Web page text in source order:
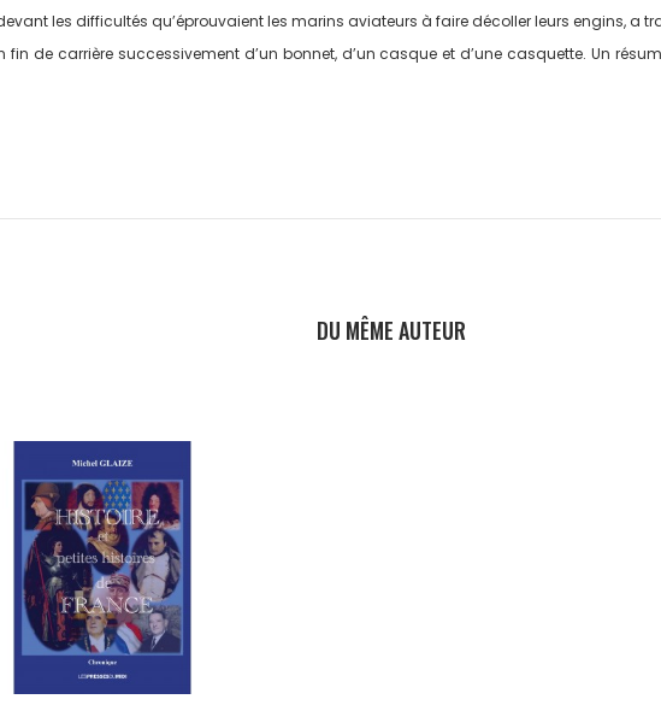
les difficultés qu’éprouvaient les marins aviateurs à faire décoller leurs engins, a
fin de carrière successivement d’un bonnet, d’un casque et d’une casquette. Un
DU MÊME AUTEUR